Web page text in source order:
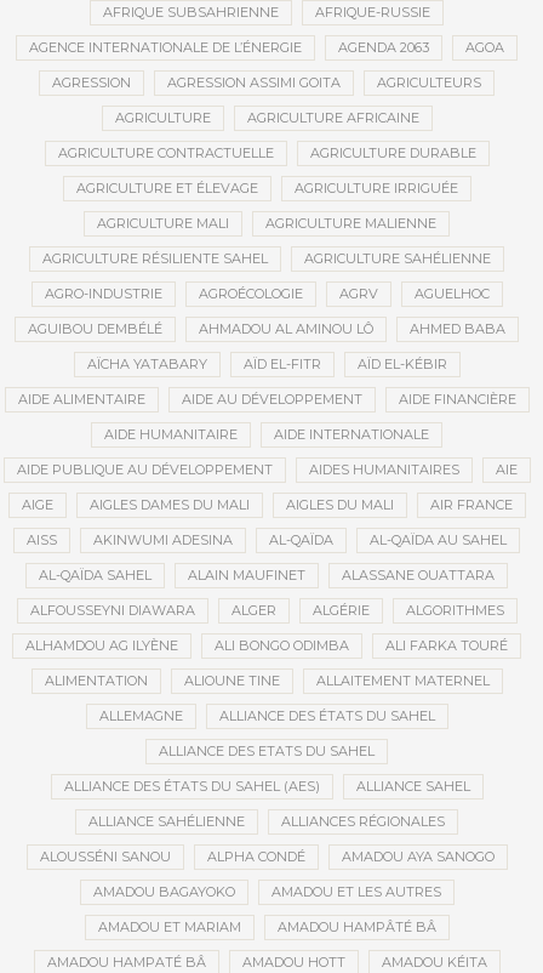
AFRIQUE SUBSAHRIENNE AFRIQUE-RUSSIE
AGENCE INTERNATIONALE DE L’ÉNERGIE AGENDA 2063 AGOA
AGRESSION AGRESSION ASSIMI GOITA AGRICULTEURS
AGRICULTURE AGRICULTURE AFRICAINE
AGRICULTURE CONTRACTUELLE AGRICULTURE DURABLE
AGRICULTURE ET ÉLEVAGE AGRICULTURE IRRIGUÉE
AGRICULTURE MALI AGRICULTURE MALIENNE
AGRICULTURE RÉSILIENTE SAHEL AGRICULTURE SAHÉLIENNE
AGRO-INDUSTRIE AGROÉCOLOGIE AGRV AGUELHOC
AGUIBOU DEMBÉLÉ AHMADOU AL AMINOU LÔ AHMED BABA
AÏCHA YATABARY AÏD EL-FITR AÏD EL-KÉBIR
AIDE ALIMENTAIRE AIDE AU DÉVELOPPEMENT AIDE FINANCIÈRE
AIDE HUMANITAIRE AIDE INTERNATIONALE
AIDE PUBLIQUE AU DÉVELOPPEMENT AIDES HUMANITAIRES AIE
AIGE AIGLES DAMES DU MALI AIGLES DU MALI AIR FRANCE
AISS AKINWUMI ADESINA AL-QAÏDA AL-QAÏDA AU SAHEL
AL-QAÏDA SAHEL ALAIN MAUFINET ALASSANE OUATTARA
ALFOUSSEYNI DIAWARA ALGER ALGÉRIE ALGORITHMES
ALHAMDOU AG ILYÈNE ALI BONGO ODIMBA ALI FARKA TOURÉ
ALIMENTATION ALIOUNE TINE ALLAITEMENT MATERNEL
ALLEMAGNE ALLIANCE DES ÉTATS DU SAHEL
ALLIANCE DES ETATS DU SAHEL
ALLIANCE DES ÉTATS DU SAHEL (AES) ALLIANCE SAHEL
ALLIANCE SAHÉLIENNE ALLIANCES RÉGIONALES
ALOUSSÉNI SANOU ALPHA CONDÉ AMADOU AYA SANOGO
AMADOU BAGAYOKO AMADOU ET LES AUTRES
AMADOU ET MARIAM AMADOU HAMPÂTÉ BÂ
AMADOU HAMPATÉ BÂ AMADOU HOTT AMADOU KÉITA